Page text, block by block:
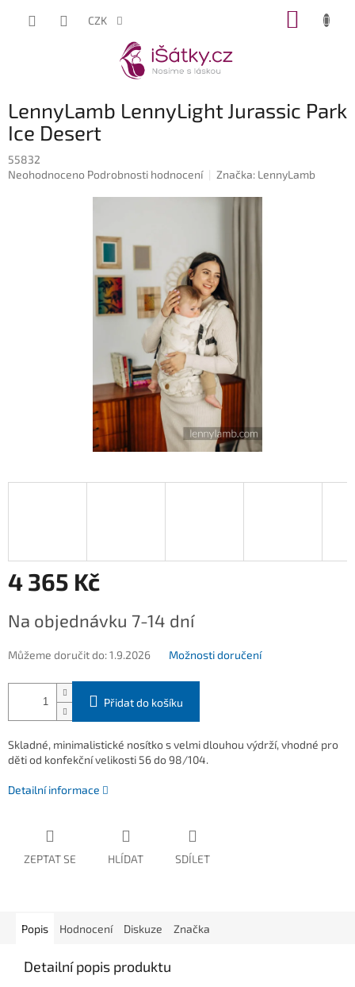
CZK
LennyLamb LennyLight Jurassic Park
Ice Desert
55832
Průměrné
Neohodnoceno Podrobnosti hodnocení Značka: LennyLamb
4 365 Kč
cena:
Na objednávku 7-14 dní
Můžeme doručit do:1.9.2026 Možnosti doručení
Přidat do košíku
Skladné, minimalistické nosítko s velmi dlouhou výdrží, vhodné pro
děti od konfekční velikosti 56 do 98/104.
Detailní informace
ZEPTAT SE HLÍDAT SDÍLET
Popis Hodnocení Diskuze Značka
Detailní popis produktu